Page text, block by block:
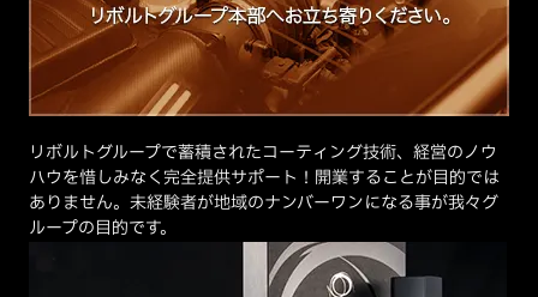
リボルトグループで蓄積されたコーティング技術、経営のノウ
ハウを惜しみなく完全提供サポート！開業することが目的では
ありません。未経験者が地域のナンバーワンになる事が我々グ
ループの目的です。